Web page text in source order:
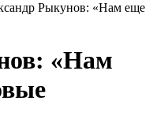
Рыкунов: «Нам еще
«Нам